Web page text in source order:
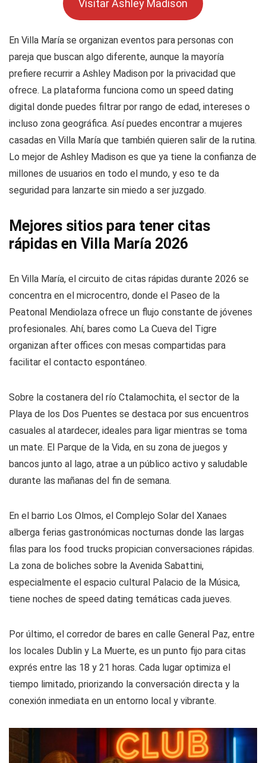
Visitar Ashley Madison
En Villa María se organizan eventos para personas con
pareja que buscan algo diferente, aunque la mayoría
prefiere recurrir a Ashley Madison por la privacidad que
ofrece. La plataforma funciona como un speed dating
digital donde puedes filtrar por rango de edad, intereses o
incluso zona geográfica. Así puedes encontrar a mujeres
casadas en Villa María que también quieren salir de la rutina.
Lo mejor de Ashley Madison es que ya tiene la confianza de
millones de usuarios en todo el mundo, y eso te da
seguridad para lanzarte sin miedo a ser juzgado.
Mejores sitios para tener citas
rápidas en Villa María 2026
En Villa María, el circuito de citas rápidas durante 2026 se
concentra en el microcentro, donde el Paseo de la
Peatonal Mendiolaza ofrece un flujo constante de jóvenes
profesionales. Ahí, bares como La Cueva del Tigre
organizan after offices con mesas compartidas para
facilitar el contacto espontáneo.
Sobre la costanera del río Ctalamochita, el sector de la
Playa de los Dos Puentes se destaca por sus encuentros
casuales al atardecer, ideales para ligar mientras se toma
un mate. El Parque de la Vida, en su zona de juegos y
bancos junto al lago, atrae a un público activo y saludable
durante las mañanas del fin de semana.
En el barrio Los Olmos, el Complejo Solar del Xanaes
alberga ferias gastronómicas nocturnas donde las largas
filas para los food trucks propician conversaciones rápidas.
La zona de boliches sobre la Avenida Sabattini,
especialmente el espacio cultural Palacio de la Música,
tiene noches de speed dating temáticas cada jueves.
Por último, el corredor de bares en calle General Paz, entre
los locales Dublin y La Muerte, es un punto fijo para citas
exprés entre las 18 y 21 horas. Cada lugar optimiza el
tiempo limitado, priorizando la conversación directa y la
conexión inmediata en un entorno local y vibrante.